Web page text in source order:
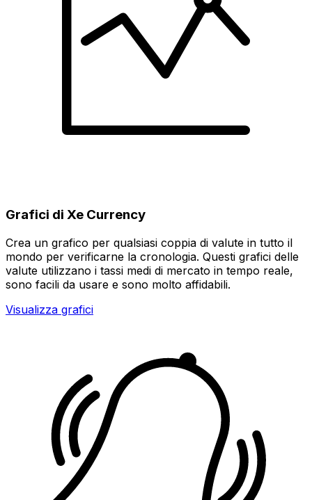
Grafici di Xe Currency
Crea un grafico per qualsiasi coppia di valute in tutto il
mondo per verificarne la cronologia. Questi grafici delle
valute utilizzano i tassi medi di mercato in tempo reale,
sono facili da usare e sono molto affidabili.
Visualizza grafici